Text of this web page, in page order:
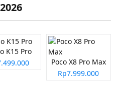
K15 Pro
Poco X8 Pro Max
Rp7.999.000